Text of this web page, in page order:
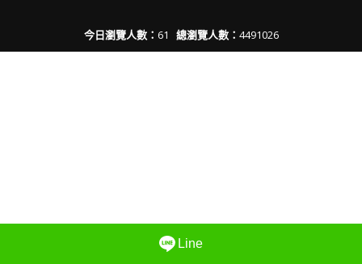
Line
今日瀏覽人數： 61 總瀏覽人數： 4491026